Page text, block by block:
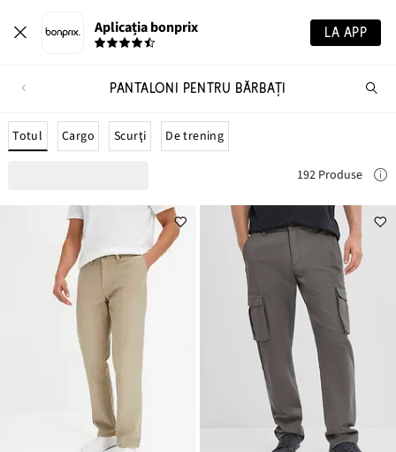
Aplicația bonprix LA APP
PANTALONI PENTRU BĂRBAȚI
Totul Cargo Scurţi De trening
192 Produse